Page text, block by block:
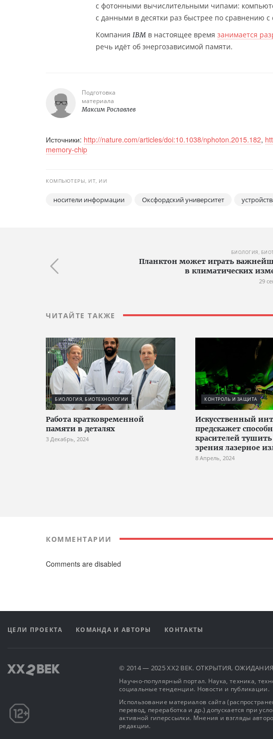
с фотонными вычислительными чипами:
с данными в десятки раз быстрее по сравнению
Компания IBM в настоящее время занимается
речь идёт об энергозависимой памяти.
Подготовка
материала
Максим Рославлев
Источники: http://nature.com/articles/doi:10.1038/nphoton.2015.182,
memory-chip
КОМПЬЮТЕРЫ, ИТ, ИИ
носители информации Оксфордский университет
БИОЛОГИЯ,
Планктон может играть
в климатических
29
ЧИТАЙТЕ ТАКЖЕ
БИОЛОГИЯ, БИОТЕХНОЛОГИИ
Работа кратковременной
памяти в деталях
3 Декабрь, 2024
КОНТРОЛЬ И ЗАЩИТА
Искусственный
предскажет
красителей тушить
зрения лазерное
8 Апрель, 2024
КОММЕНТАРИИ
Comments are disabled
ЦЕЛИ ПРОЕКТА КОМАНДА И АВТОРЫ КОНТАКТЫ
© 2014 — 2025 XX2 ВЕК. ОТКРЫТИЯ,
Научно-популярный портал. Наука, техника,
социальные тенденции. Новости и публикации.
Использование материалов сайта
перевод, переработка и др.) допускается при
активной гиперссылки. Мнения и взгляды
редакции.